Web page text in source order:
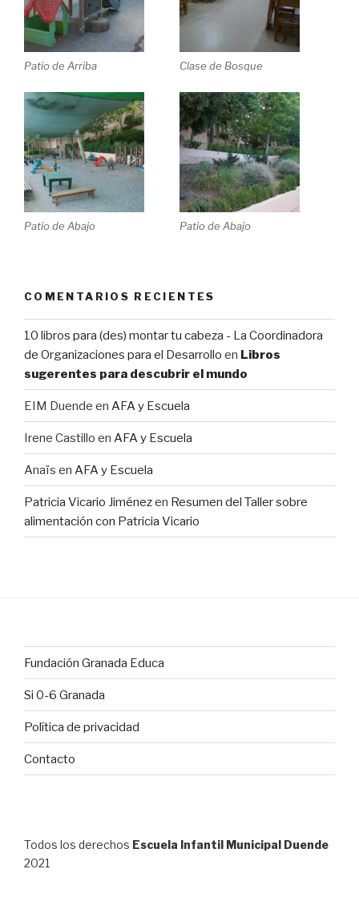
Patio de Arriba Clase de Bosque
Patio de Abajo Patio de Abajo
COMENTARIOS RECIENTES
10 libros para (des) montar tu cabeza - La Coordinadora
de Organizaciones para el Desarrollo en Libros
sugerentes para descubrir el mundo
EIM Duende en AFA y Escuela
Irene Castillo en AFA y Escuela
Anaïs en AFA y Escuela
Patricia Vicario Jiménezen Resumen del Taller sobre
alimentación con Patricia Vicario
Fundación Granada Educa
Si 0-6 Granada
Política de privacidad
Contacto
Todos los derechos Escuela Infantil Municipal Duende
2021